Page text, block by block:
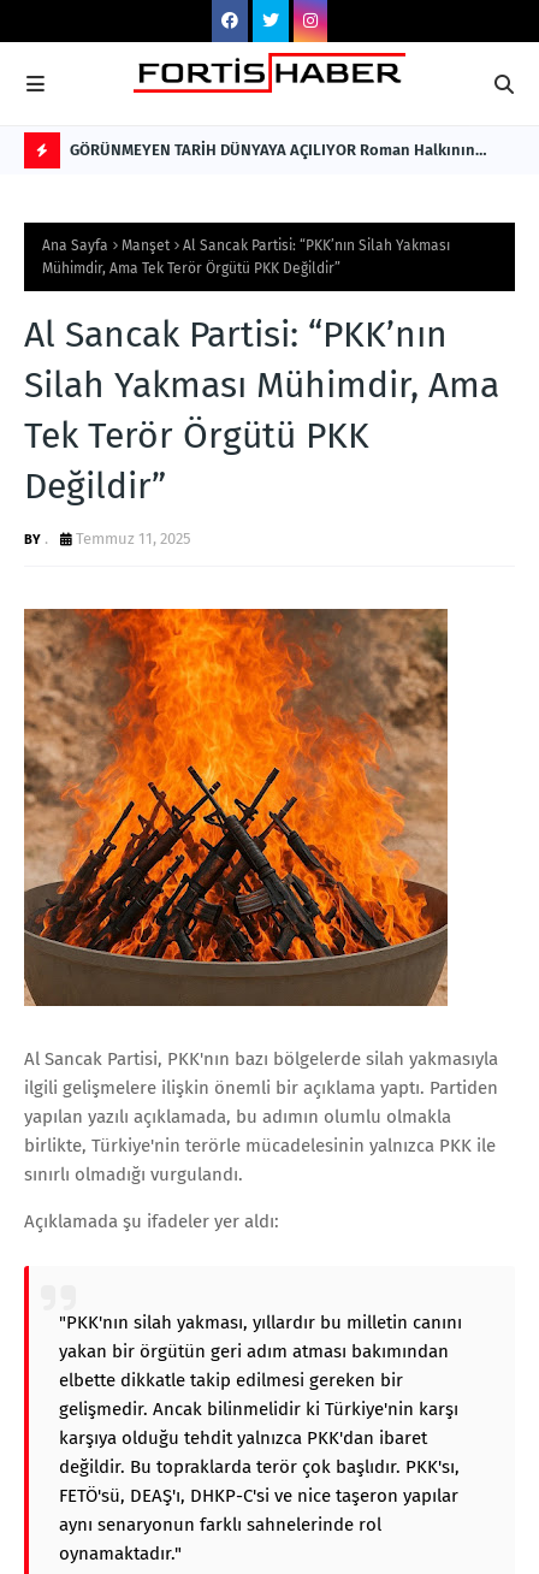
L
A
S
H
GÖRÜNMEYEN TARİH DÜNYAYA AÇILIYOR Roman Halkının
Buluştu
Ana Sayfa Manşet
Al Sancak Partisi: “PKK’nın Silah Yakması
Mühimdir, Ama Tek Terör Örgütü PKK Değildir”
Al Sancak Partisi: “PKK’nın
Silah Yakması Mühimdir, Ama
Tek Terör Örgütü PKK
Değildir”
. Temmuz 11, 2025
Al Sancak Partisi, PKK'nın bazı bölgelerde silah yakmasıyla
ilgili gelişmelere ilişkin önemli bir açıklama yaptı. Partiden
yapılan yazılı açıklamada, bu adımın olumlu olmakla
birlikte, Türkiye'nin terörle mücadelesinin yalnızca PKK ile
sınırlı olmadığı vurgulandı.
Açıklamada şu ifadeler yer aldı:
"PKK'nın silah yakması, yıllardır bu milletin canını
yakan bir örgütün geri adım atması bakımından
elbette dikkatle takip edilmesi gereken bir
gelişmedir. Ancak bilinmelidir ki Türkiye'nin karşı
karşıya olduğu tehdit yalnızca PKK'dan ibaret
değildir. Bu topraklarda terör çok başlıdır. PKK'sı,
FETÖ'sü, DEAŞ'ı, DHKP-C'si ve nice taşeron yapılar
aynı senaryonun farklı sahnelerinde rol
oynamaktadır."